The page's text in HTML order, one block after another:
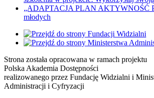
„ADAPTACJA PLAN AKTYWNOŚĆ
młodych
Strona została opracowana w ramach projektu
Polska Akademia Dostępności
realizowanego przez Fundację Widzialni i
Administracji i Cyfryzacji